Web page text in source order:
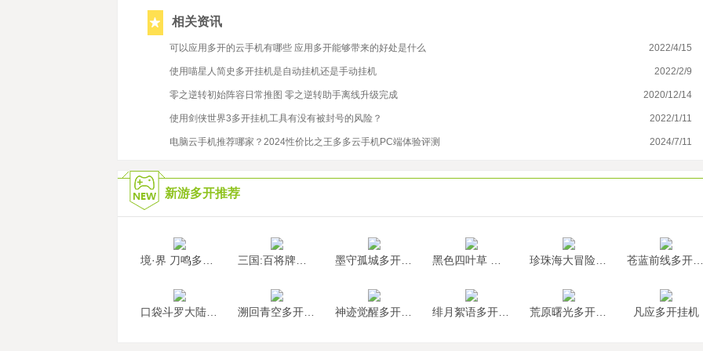
相关资讯
可以应用多开的云手机有哪些 应用多开能够带来的好处是什么 2022/4/15
使用喵星人简史多开挂机是自动挂机还是手动挂机 2022/2/9
零之逆转初始阵容日常推图 零之逆转助手离线升级完成 2020/12/14
使用剑侠世界3多开挂机工具有没有被封号的风险？ 2022/1/11
电脑云手机推荐哪家？2024性价比之王多多云手机PC端体验评测 2024/7/11
新游多开推荐
凡应多开挂机